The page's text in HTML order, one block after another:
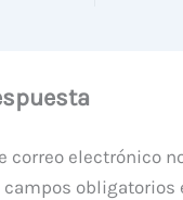
correo electrónico
campos obligatorios